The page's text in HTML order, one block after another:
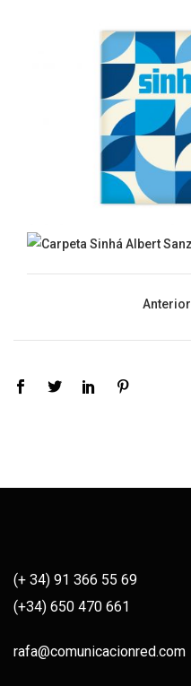
Anterior
(+ 34) 91 366 55 69
(+34) 650 470 661
rafa@comunicacionred.com